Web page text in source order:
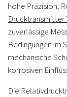
hohe Präzision,
Drucktransmitter
zuverlässige
Bedingungen im
mechanische
korrosiven
Die